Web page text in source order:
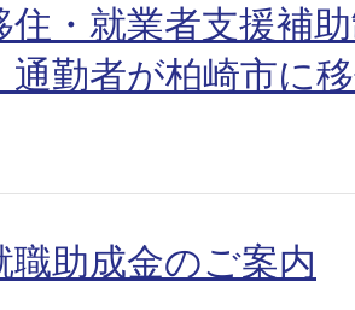
住・就業者支援補
通勤者が柏崎市に
職助成金のご案内